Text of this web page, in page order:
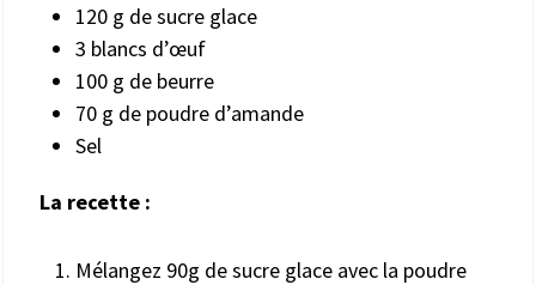
120 g de sucre glace
3 blancs d’œuf
100 g de beurre
70 g de poudre d’amande
Sel
La recette :
Mélangez 90g de sucre glace avec la poudre